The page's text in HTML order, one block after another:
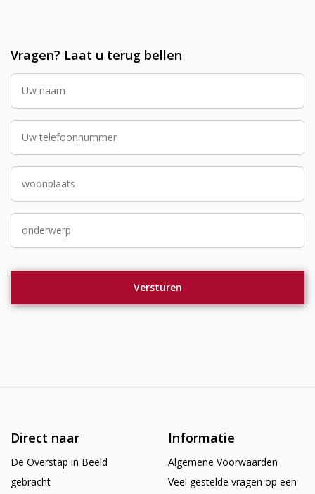
Vragen? Laat u terug bellen
Direct naar
De Overstap in Beeld
gebracht
Informatie
Algemene Voorwaarden
Veel gestelde vragen op een